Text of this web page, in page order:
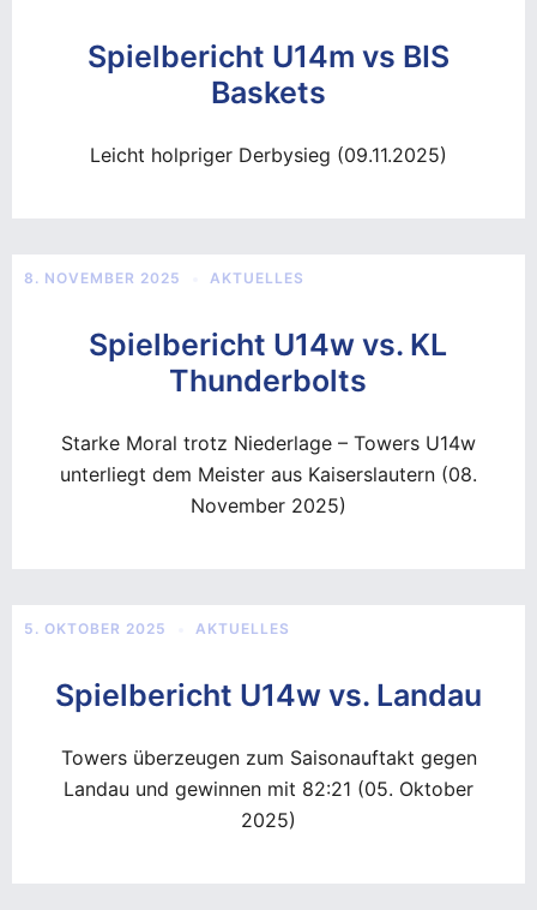
Spielbericht U14m vs BIS
Baskets
Leicht holpriger Derbysieg (09.11.2025)
8. NOVEMBER 2025 AKTUELLES
Spielbericht U14w vs. KL
Thunderbolts
Starke Moral trotz Niederlage – Towers U14w
unterliegt dem Meister aus Kaiserslautern (08.
November 2025)
5. OKTOBER 2025 AKTUELLES
Spielbericht U14w vs. Landau
Towers überzeugen zum Saisonauftakt gegen
Landau und gewinnen mit 82:21 (05. Oktober
2025)